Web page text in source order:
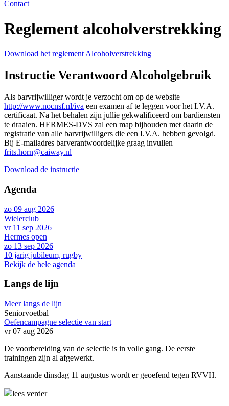
Contact
Reglement alcoholverstrekking
Download het reglement Alcoholverstrekking
Instructie Verantwoord Alcoholgebruik
Als barvrijwilliger wordt je verzocht om op de website
http://www.nocnsf.nl/iva een examen af te leggen voor het I.V.A.
certificaat. Na het behalen zijn jullie gekwalificeerd om bardiensten
te draaien. HERMES-DVS zal een map bijhouden met daarin de
registratie van alle barvrijwilligers die een I.V.A. hebben gevolgd.
Bij E-mailadres barverantwoordelijke graag invullen
frits.horn@caiway.nl
Download de instructie
Agenda
zo 09 aug 2026
Wielerclub
vr 11 sep 2026
Hermes open
zo 13 sep 2026
10 jarig jubileum, rugby
Bekijk de hele agenda
Langs de lijn
Meer langs de lijn
Seniorvoetbal
Oefencampagne selectie van start
vr 07 aug 2026
De voorbereiding van de selectie is in volle gang. De eerste
trainingen zijn al afgewerkt.
Aanstaande dinsdag 11 augustus wordt er geoefend tegen RVVH.
lees verder